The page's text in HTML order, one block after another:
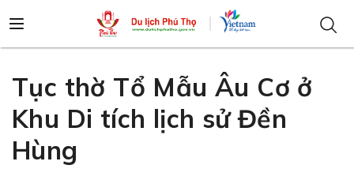
Tục thờ Tổ Mẫu Âu Cơ ở
Khu Di tích lịch sử Đền
Hùng